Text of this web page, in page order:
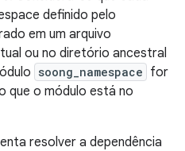
definido pelo
em um arquivo
ou no diretório ancestral
soong_namespace for
que o módulo está no
resolver a dependência